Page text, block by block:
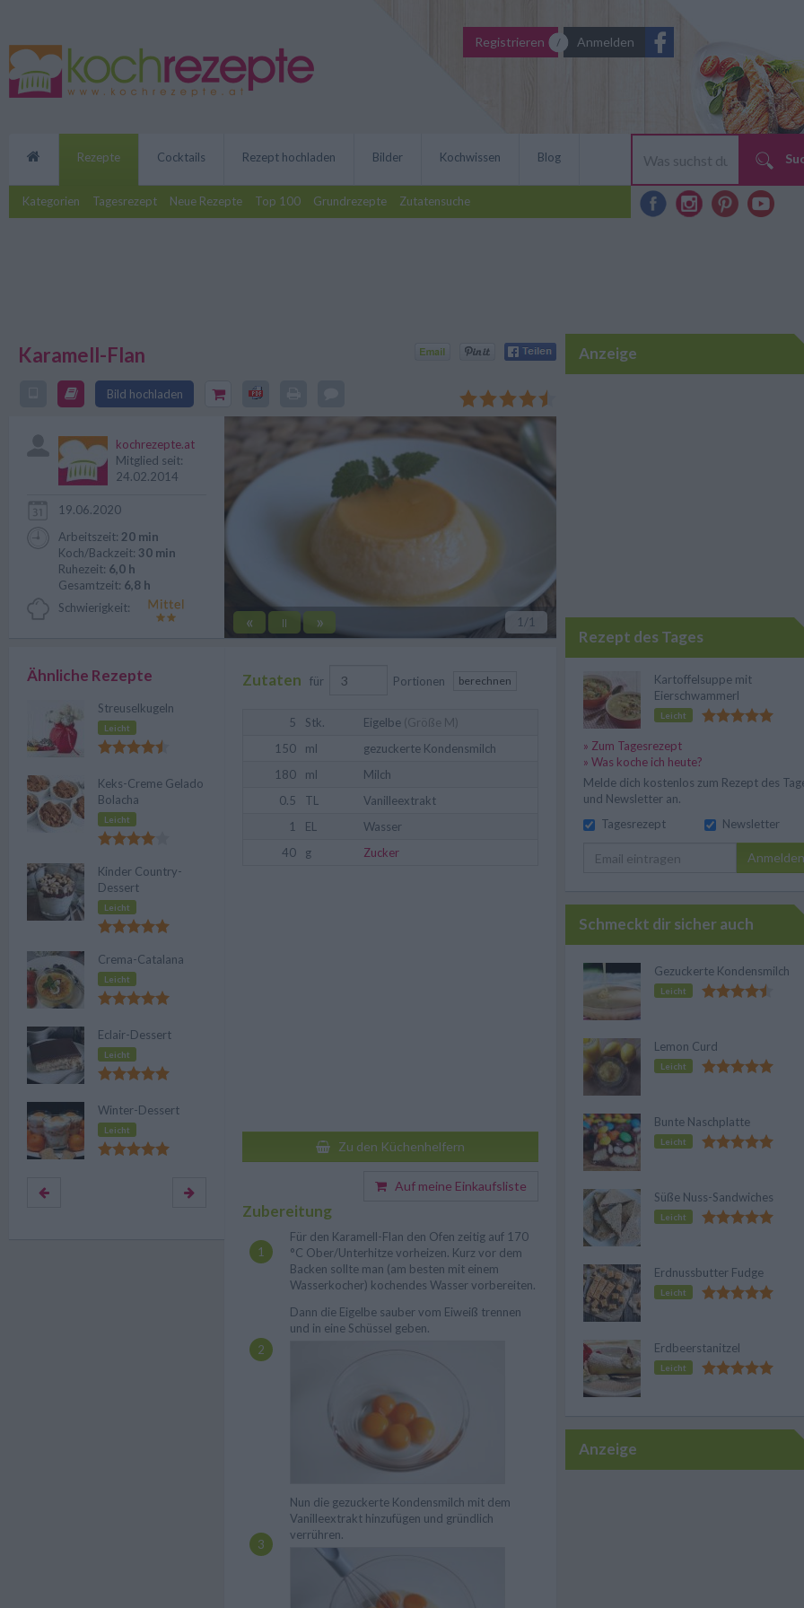
Registrieren Anmelden
Rezepte
Kategorien Tagesrezept Neue Rezepte Top 100 Grundrezepte Zutatensuche
Cocktails Rezept hochladen Bilder Kochwissen Blog
Karamell-Flan
Bild hochladen
Der Karamell-Flan ist ein wunderbar cremiges und süßes
Dessert. Ein Rezept, das sich sehr gut vorbereiten lässt.
« || » 1 /1
kochrezepte.at
Mitglied seit:
24.02.2014
19.06.2020
Arbeitszeit: 20 min
Koch/Backzeit: 30 min
Ruhezeit: 6,0 h
Gesamtzeit: 6,8 h
Schwierigkeit:
Zutaten für Portionen berechnen
5 Stk. Eigelbe (Größe M)
150
ml
gezuckerte Kondensmilch
180
ml
Milch
0.5
TL
Vanilleextrakt
1
EL
Wasser
40
g Zucker
Zu den Küchenhelfern
Auf meine Einkaufsliste
Zubereitung
Für den Karamell-Flan den Ofen zeitig auf 170
°C Ober/Unterhitze vorheizen. Kurz vor dem
Backen sollte man (am besten mit einem
Wasserkocher) kochendes Wasser vorbereiten.
Dann die Eigelbe sauber vom Eiweiß trennen
und in eine Schüssel geben.
Nun die gezuckerte Kondensmilch mit dem
Vanilleextrakt hinzufügen und gründlich
verrühren.
Ähnliche Rezepte
Streuselkugeln
Leicht
Keks-Creme Gelado
Bolacha
Leicht
Kinder Country-
Dessert
Leicht
Crema-Catalana
Leicht
Eclair-Dessert
Leicht
Winter-Dessert
Leicht
Anzeige
Rezept des Tages
Kartoffelsuppe mit
Eierschwammerl
Leicht
» Zum Tagesrezept
» Was koche ich heute?
Melde dich kostenlos zum Rezept des
und Newsletter an.
Tagesrezept
Newsletter
Anmelden
Schmeckt dir sicher auch
Gezuckerte Kondensmilch
Leicht
Lemon Curd
Leicht
Bunte Naschplatte
Leicht
Süße Nuss-Sandwiches
Leicht
Erdnussbutter Fudge
Leicht
Erdbeerstanitzel
Leicht
Anzeige